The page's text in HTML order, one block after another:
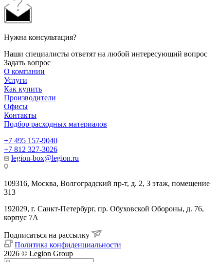
Нужна консультация?
Наши специалисты ответят на любой интересующий вопрос
Задать вопрос
О компании
Услуги
Как купить
Производители
Офисы
Контакты
Подбор расходных материалов
+7 495 157-9040
+7 812 327-3026
legion-box@legion.ru
109316, Москва, Волгоградский пр-т, д. 2, 3 этаж, помещение
313
192029, г. Санкт-Петербург, пр. Обуховской Обороны, д. 76,
корпус 7А
Подписаться на рассылку
Политика конфиденциальности
2026 © Legion Group